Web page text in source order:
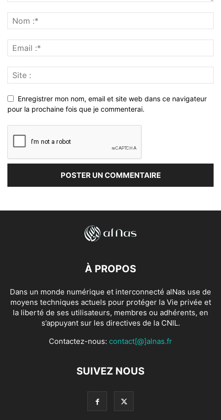
Enregistrer mon nom, email et site web dans ce navigateur
pour la prochaine fois que je commenterai.
À PROPOS
Dans un monde numérique et interconnecté alNas use de
moyens techniques actuels pour protéger la Vie privée et
la liberté de ses utilisateurs, membres ou adhérents, en
s’appuyant sur les directives de la CNIL.
Contactez-nous: contact[@]alnas.fr
SUIVEZ NOUS